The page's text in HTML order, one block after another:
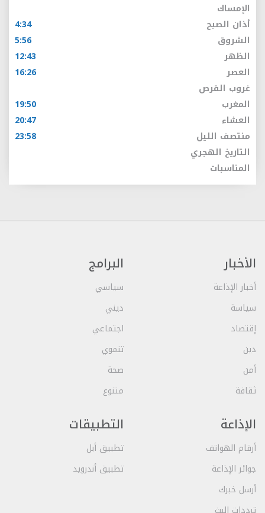
الإمساك
أذان الصبح
4:34
الشروق
5:56
الظهر
12:43
العصر
16:26
غروب القرص
المغرب
19:50
العشاء
20:47
منتصف الليل
23:58
التاريخ الهجري
المناسبات
الأخبار
أخبار الإذاعة
سياسة
إقتصاد
دين
أمن
ثقافة
البرامج
سياسي
ديني
اجتماعي
تنموي
صحة
متنوع
الإذاعة
أرقام الهواتف
جوائز الإذاعة
أرسل خبرك
التطبيقات
تطبيق أبل
تطبيق أندرويد